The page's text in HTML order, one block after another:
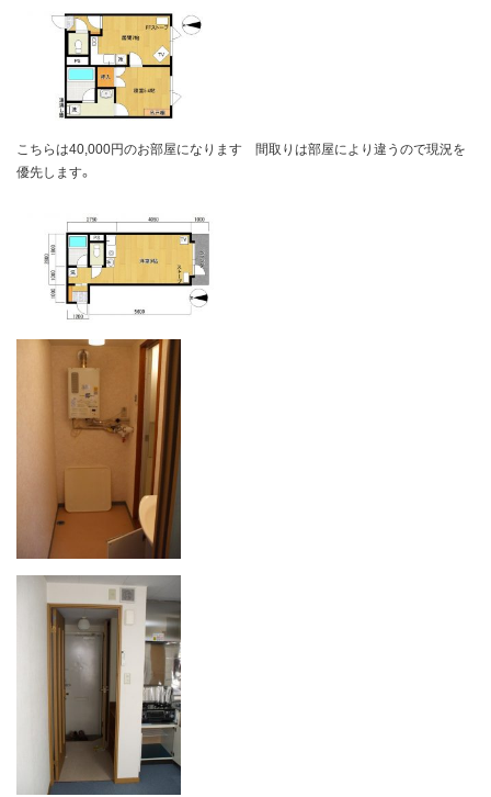
こちらは40,000円のお部屋になります 間取りは部屋により違うので現況を
優先します。